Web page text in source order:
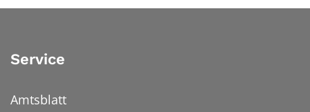
Service
Amtsblatt